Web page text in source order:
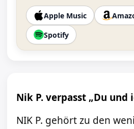
Apple Music
Spotify
Nik P. verpasst „Du und
NIK P. gehört zu den